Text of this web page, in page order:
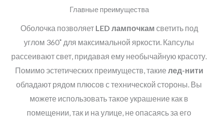
Главные преимущества
Оболочка позволяет LED лампочкам светить под
углом 360˚ для максимальной яркости. Капсулы
рассеивают свет, придавая ему необычайную красоту.
Помимо эстетических преимуществ, такие лед-нити
обладают рядом плюсов с технической стороны. Вы
можете использовать такое украшение как в
помещении, так и на улице, не опасаясь за его